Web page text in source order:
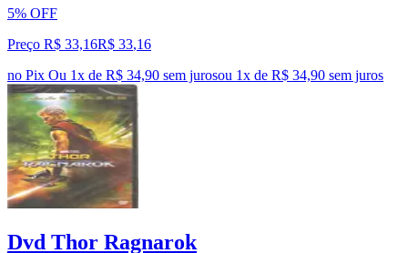
5% OFF
Preço R$ 33,16R$ 33,16
no Pix Ou 1x de R$ 34,90 sem jurosou 1x de R$ 34,90 sem juros
Dvd Thor Ragnarok